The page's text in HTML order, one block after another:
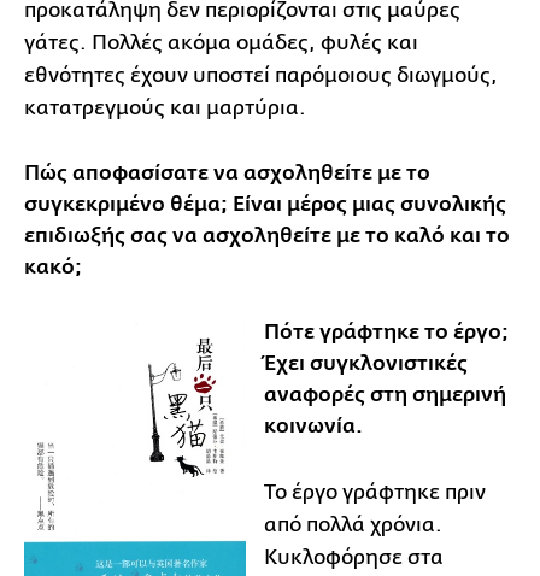
προκατάληψη δεν περιορίζονται στις μαύρες
γάτες. Πολλές ακόμα ομάδες, φυλές και
εθνότητες έχουν υποστεί παρόμοιους διωγμούς,
κατατρεγμούς και μαρτύρια.
Πώς αποφασίσατε να ασχοληθείτε με το
συγκεκριμένο θέμα; Είναι μέρος μιας συνολικής
επιδιωξής σας να ασχοληθείτε με το καλό και το
κακό;
Πότε γράφτηκε το έργο;
Έχει συγκλονιστικές
αναφορές στη σημερινή
κοινωνία.
Το έργο γράφτηκε πριν
από πολλά χρόνια.
Κυκλοφόρησε στα